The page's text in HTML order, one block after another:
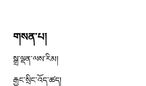
གསན་པ།
སྒྲ་ལྡན་ལས་རིམ།
རྒྱང་སྲིང་འོད་ཚད།